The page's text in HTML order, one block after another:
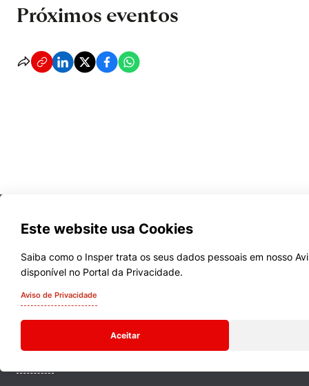
Próximos eventos
Este website usa Cookies
Saiba como o Insper trata os seus dados pessoais em nosso
disponível no Portal da Privacidade.
Aviso de Privacidade
Aceitar
Quem Somos
Comunidade Transforme